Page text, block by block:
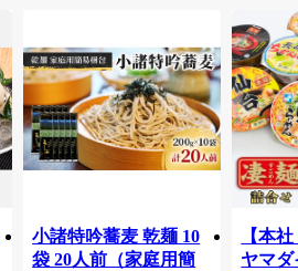
小諸特吟蕎麦 乾麺 10
袋 20人前（家庭用簡
【本
ヤマ